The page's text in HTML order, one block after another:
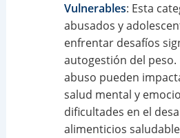
Vulnerables: Esta
abusados y
enfrentar desafíos
autogestión del peso.
abuso pueden
salud mental y
dificultades en el
alimenticios